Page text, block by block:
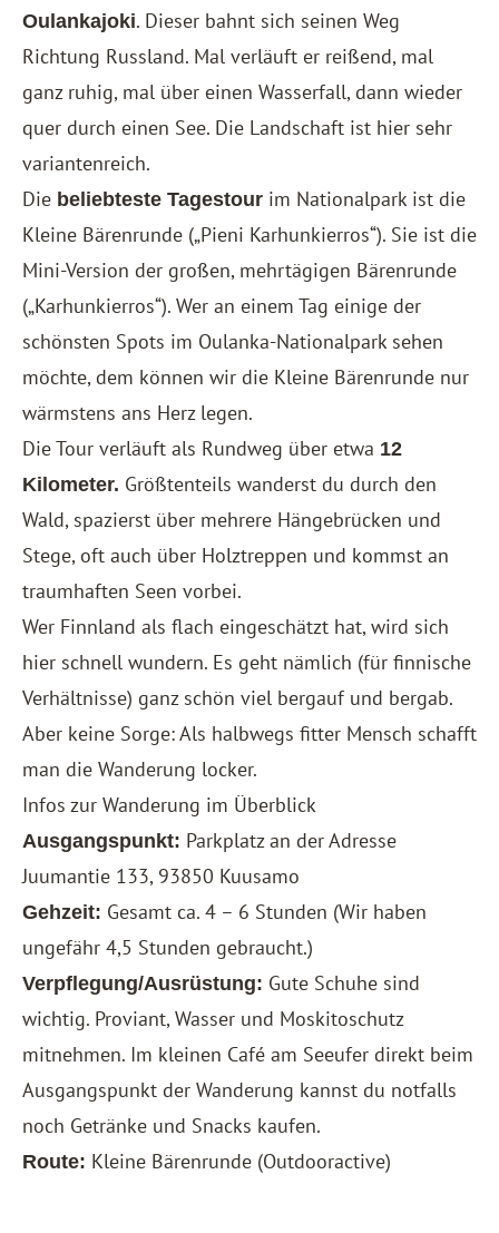
Oulankajoki. Dieser bahnt sich seinen Weg
Richtung Russland. Mal verläuft er reißend, mal
ganz ruhig, mal über einen Wasserfall, dann wieder
quer durch einen See. Die Landschaft ist hier sehr
variantenreich.
Die beliebteste Tagestour im Nationalpark ist die
Kleine Bärenrunde („Pieni Karhunkierros“). Sie ist die
Mini-Version der großen, mehrtägigen Bärenrunde
(„Karhunkierros“). Wer an einem Tag einige der
schönsten Spots im Oulanka-Nationalpark sehen
möchte, dem können wir die Kleine Bärenrunde nur
wärmstens ans Herz legen.
Die Tour verläuft als Rundweg über etwa 12
Kilometer. Größtenteils wanderst du durch den
Wald, spazierst über mehrere Hängebrücken und
Stege, oft auch über Holztreppen und kommst an
traumhaften Seen vorbei.
Wer Finnland als flach eingeschätzt hat, wird sich
hier schnell wundern. Es geht nämlich (für finnische
Verhältnisse) ganz schön viel bergauf und bergab.
Aber keine Sorge: Als halbwegs fitter Mensch schafft
man die Wanderung locker.
Infos zur Wanderung im Überblick
Ausgangspunkt: Parkplatz an der Adresse
Juumantie 133, 93850 Kuusamo
Gehzeit: Gesamt ca. 4 – 6 Stunden (Wir haben
ungefähr 4,5 Stunden gebraucht.)
Verpflegung/Ausrüstung: Gute Schuhe sind
wichtig. Proviant, Wasser und Moskitoschutz
mitnehmen. Im kleinen Café am Seeufer direkt beim
Ausgangspunkt der Wanderung kannst du notfalls
noch Getränke und Snacks kaufen.
Route: Kleine Bärenrunde (Outdooractive)